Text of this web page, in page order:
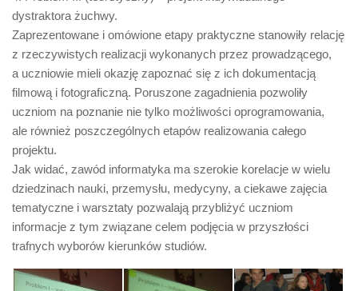
dystraktora żuchwy.
Zaprezentowane i omówione etapy praktyczne stanowiły relację
z rzeczywistych realizacji wykonanych przez prowadzącego,
a uczniowie mieli okazję zapoznać się z ich dokumentacją
filmową i fotograficzną. Poruszone zagadnienia pozwoliły
uczniom na poznanie nie tylko możliwości oprogramowania,
ale również poszczególnych etapów realizowania całego
projektu.
Jak widać, zawód informatyka ma szerokie korelacje w wielu
dziedzinach nauki, przemysłu, medycyny, a ciekawe zajęcia
tematyczne i warsztaty pozwalają przybliżyć uczniom
informacje z tym związane celem podjęcia w przyszłości
trafnych wyborów kierunków studiów.